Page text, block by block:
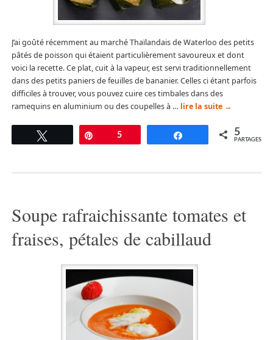
J’ai goûté récemment au marché Thaïlandais de Waterloo des petits
pâtés de poisson qui étaient particulièrement savoureux et dont
voici la recette. Ce plat, cuit à la vapeur, est servi traditionnellement
dans des petits paniers de feuilles de bananier. Celles ci étant parfois
difficiles à trouver, vous pouvez cuire ces timbales dans des
ramequins en aluminium ou des coupelles à … lire la suite →
Tweetez Épingle
5 Partagez 5
PARTAGES
Soupe rafraichissante tomates et
fraises, pétales de cabillaud